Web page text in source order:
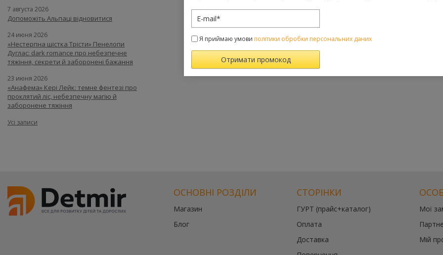
7 августа 2026
Допоможіть Альпаці відновитися
24 июня 2026
«Нестерпна шістка Трісти» Пенелопи
Дуглас: dark romance про небезпечне
тяжіння, секрети й заборонені бажання
23 июня 2026
«Анафема» Кері Лейк: темне фентезі про
проклятий ліс, небезпечну магію й
заборонене тяжіння
Усі записи
ОСНОВНІ РОЗДІЛИ
Магазин
Блог
СТОРІНКИ
ГУРТ (прайс+каталог)
Оплата
Доставка
Мої
Мій
Я приймаю умови політики обробки персональних даних